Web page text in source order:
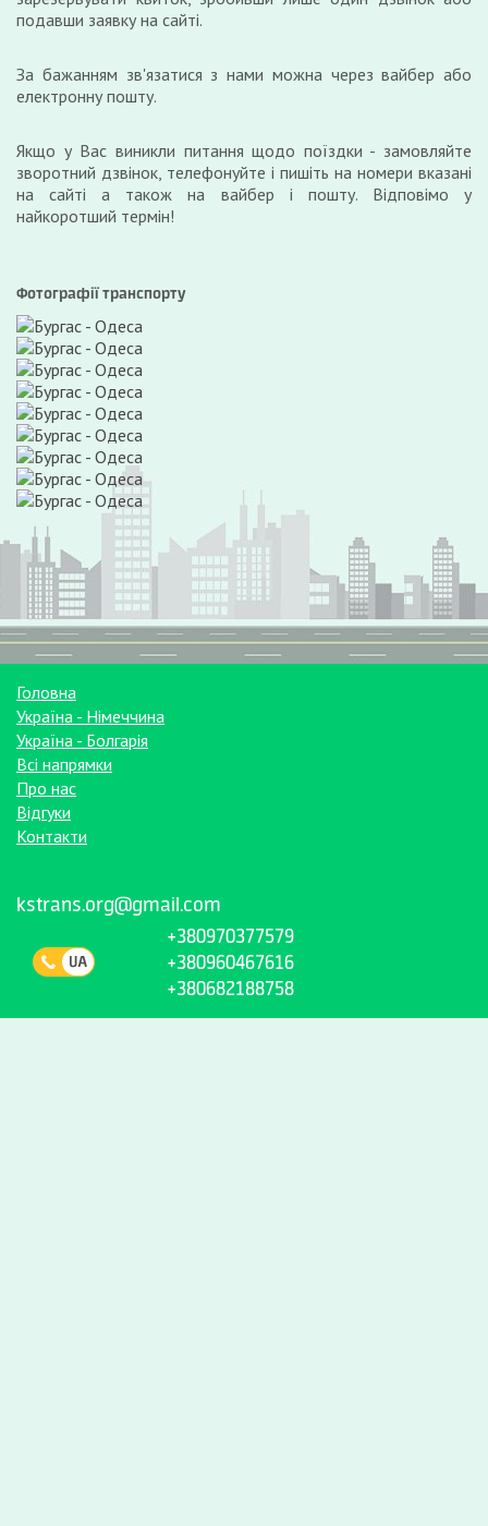
подавши заявку на сайті.
За бажанням зв'язатися з нами можна через вайбер або
електронну пошту.
Якщо у Вас виникли питання щодо поїздки - замовляйте
зворотний дзвінок, телефонуйте і пишіть на номери вказані
на сайті а також на вайбер і пошту. Відповімо у
найкоротший термін!
Фотографії транспорту
Головна
Україна - Німеччина
Україна - Болгарія
Всі напрямки
Про нас
Відгуки
Контакти
kstrans.org@gmail.com
+380970377579
+380960467616
+380682188758